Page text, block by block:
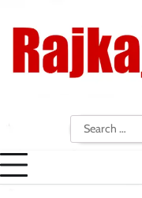
content
Search
for: